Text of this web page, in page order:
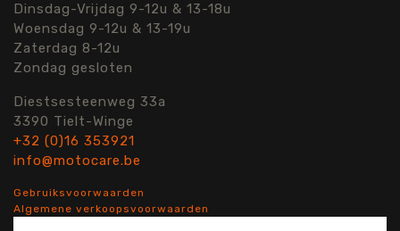
Dinsdag-Vrijdag 9-12u & 13-18u
Woensdag 9-12u & 13-19u
Zaterdag 8-12u
Zondag gesloten
Diestsesteenweg 33a
3390 Tielt-Winge
+32 (0)16 353921
info@motocare.be
Gebruiksvoorwaarden
Algemene verkoopsvoorwaarden